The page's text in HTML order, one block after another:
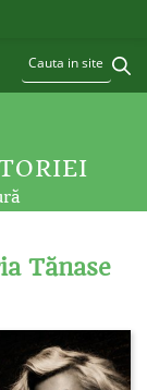
Tănase